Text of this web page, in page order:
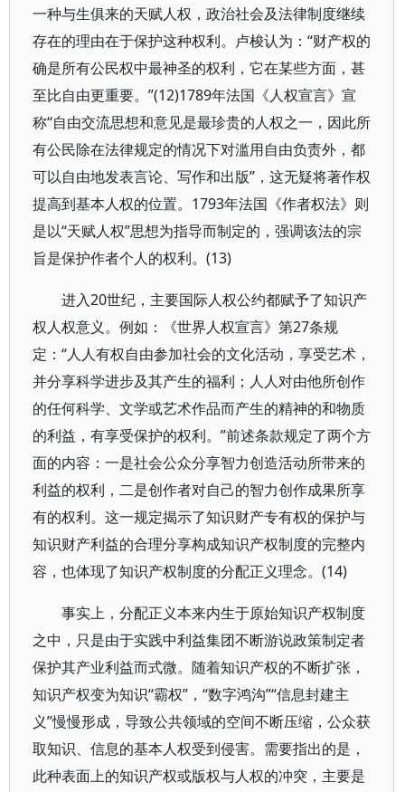
一种与生俱来的天赋人权，政治社会及法律制度继续
存在的理由在于保护这种权利。卢梭认为：“财产权的
确是所有公民权中最神圣的权利，它在某些方面，甚
至比自由更重要。”(12)1789年法国《人权宣言》宣
称“自由交流思想和意见是最珍贵的人权之一，因此所
有公民除在法律规定的情况下对滥用自由负责外，都
可以自由地发表言论、写作和出版”，这无疑将著作权
提高到基本人权的位置。1793年法国《作者权法》则
是以“天赋人权”思想为指导而制定的，强调该法的宗
旨是保护作者个人的权利。(13)
进入20世纪，主要国际人权公约都赋予了知识产
权人权意义。例如：《世界人权宣言》第27条规
定：“人人有权自由参加社会的文化活动，享受艺术，
并分享科学进步及其产生的福利；人人对由他所创作
的任何科学、文学或艺术作品而产生的精神的和物质
的利益，有享受保护的权利。”前述条款规定了两个方
面的内容：一是社会公众分享智力创造活动所带来的
利益的权利，二是创作者对自己的智力创作成果所享
有的权利。这一规定揭示了知识财产专有权的保护与
知识财产利益的合理分享构成知识产权制度的完整内
容，也体现了知识产权制度的分配正义理念。(14)
事实上，分配正义本来内生于原始知识产权制度
之中，只是由于实践中利益集团不断游说政策制定者
保护其产业利益而式微。随着知识产权的不断扩张，
知识产权变为知识“霸权”，“数字鸿沟”“信息封建主
义”慢慢形成，导致公共领域的空间不断压缩，公众获
取知识、信息的基本人权受到侵害。需要指出的是，
此种表面上的知识产权或版权与人权的冲突，主要是